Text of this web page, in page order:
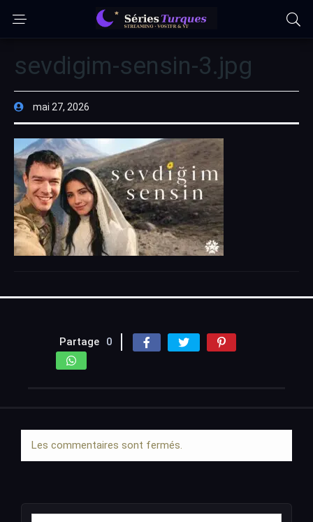
sevdigim-sensin-3.jpg
mai 27, 2026
Partage 0
Les commentaires sont fermés.